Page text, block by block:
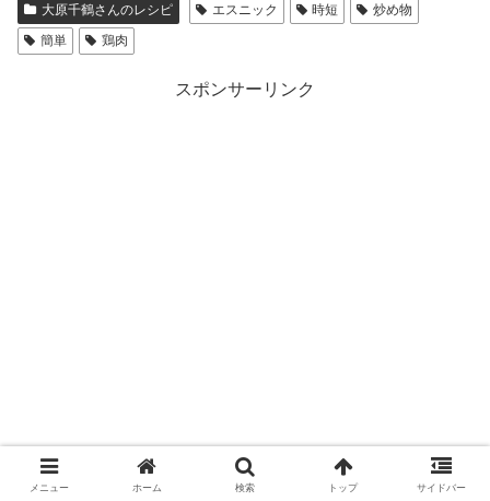
大原千鶴さんのレシピ エスニック 時短
炒め物
簡単
鶏肉
スポンサーリンク
メニュー ホーム 検索 トップ サイドバー